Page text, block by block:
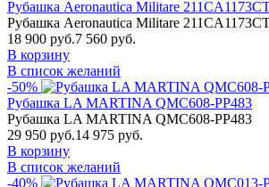
Рубашка Aeronautica Militare
Рубашка Aeronautica Militare
18 900 руб.7 560 руб.
В корзину
В список желаний
-50%
Рубашка LA MARTINA QMC608-PP483
Рубашка LA MARTINA QMC608-PP483
29 950 руб.14 975 руб.
В корзину
В список желаний
-40%